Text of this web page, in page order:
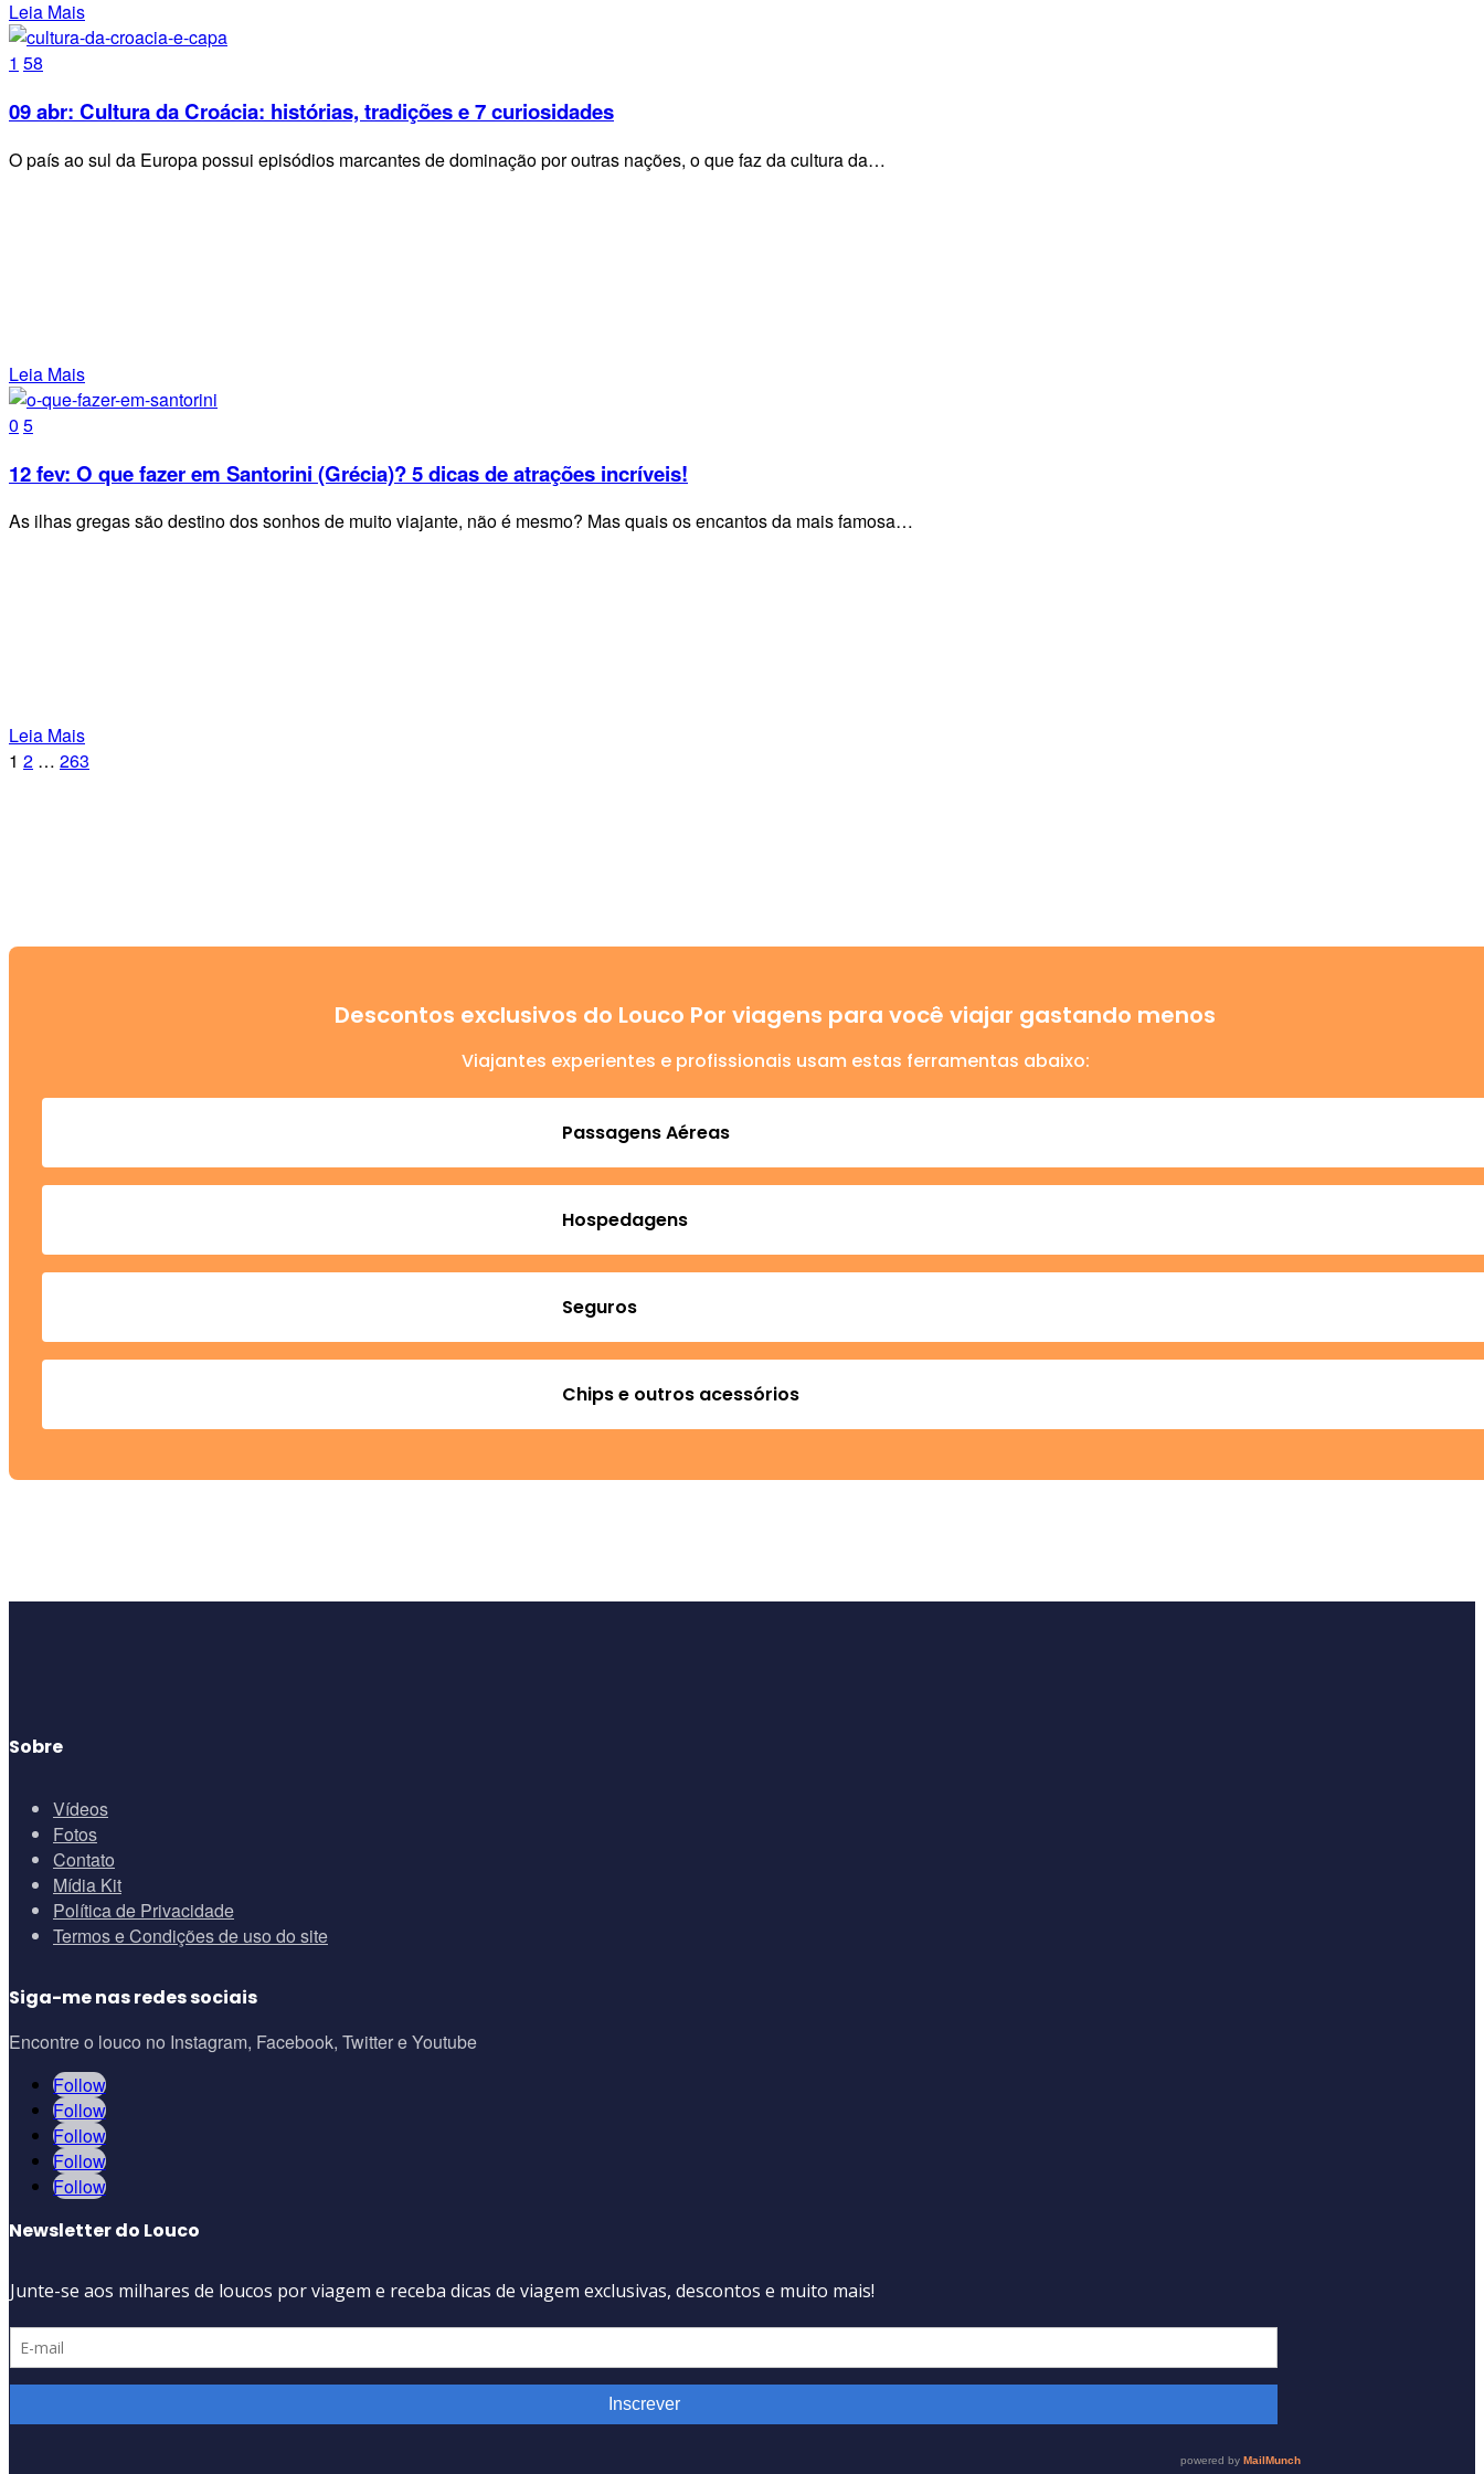
Leia Mais
1 58
09 abr: Cultura da Croácia: histórias, tradições e 7 curiosidades
O país ao sul da Europa possui episódios marcantes de dominação por outras nações, o que faz da cultura da…
Leia Mais
0 5
12 fev: O que fazer em Santorini (Grécia)? 5 dicas de atrações incríveis!
As ilhas gregas são destino dos sonhos de muito viajante, não é mesmo? Mas quais os encantos da mais famosa…
Leia Mais
1 2 … 263
Descontos exclusivos do Louco Por viagens para você viajar gastando menos
Viajantes experientes e profissionais usam estas ferramentas abaixo:
Passagens Aéreas
Hospedagens
Seguros
Chips e outros acessórios
Sobre
Vídeos
Fotos
Contato
Mídia Kit
Política de Privacidade
Termos e Condições de uso do site
Siga-me nas redes sociais
Encontre o louco no Instagram, Facebook, Twitter e Youtube
Follow
Follow
Follow
Follow
Follow
Newsletter do Louco